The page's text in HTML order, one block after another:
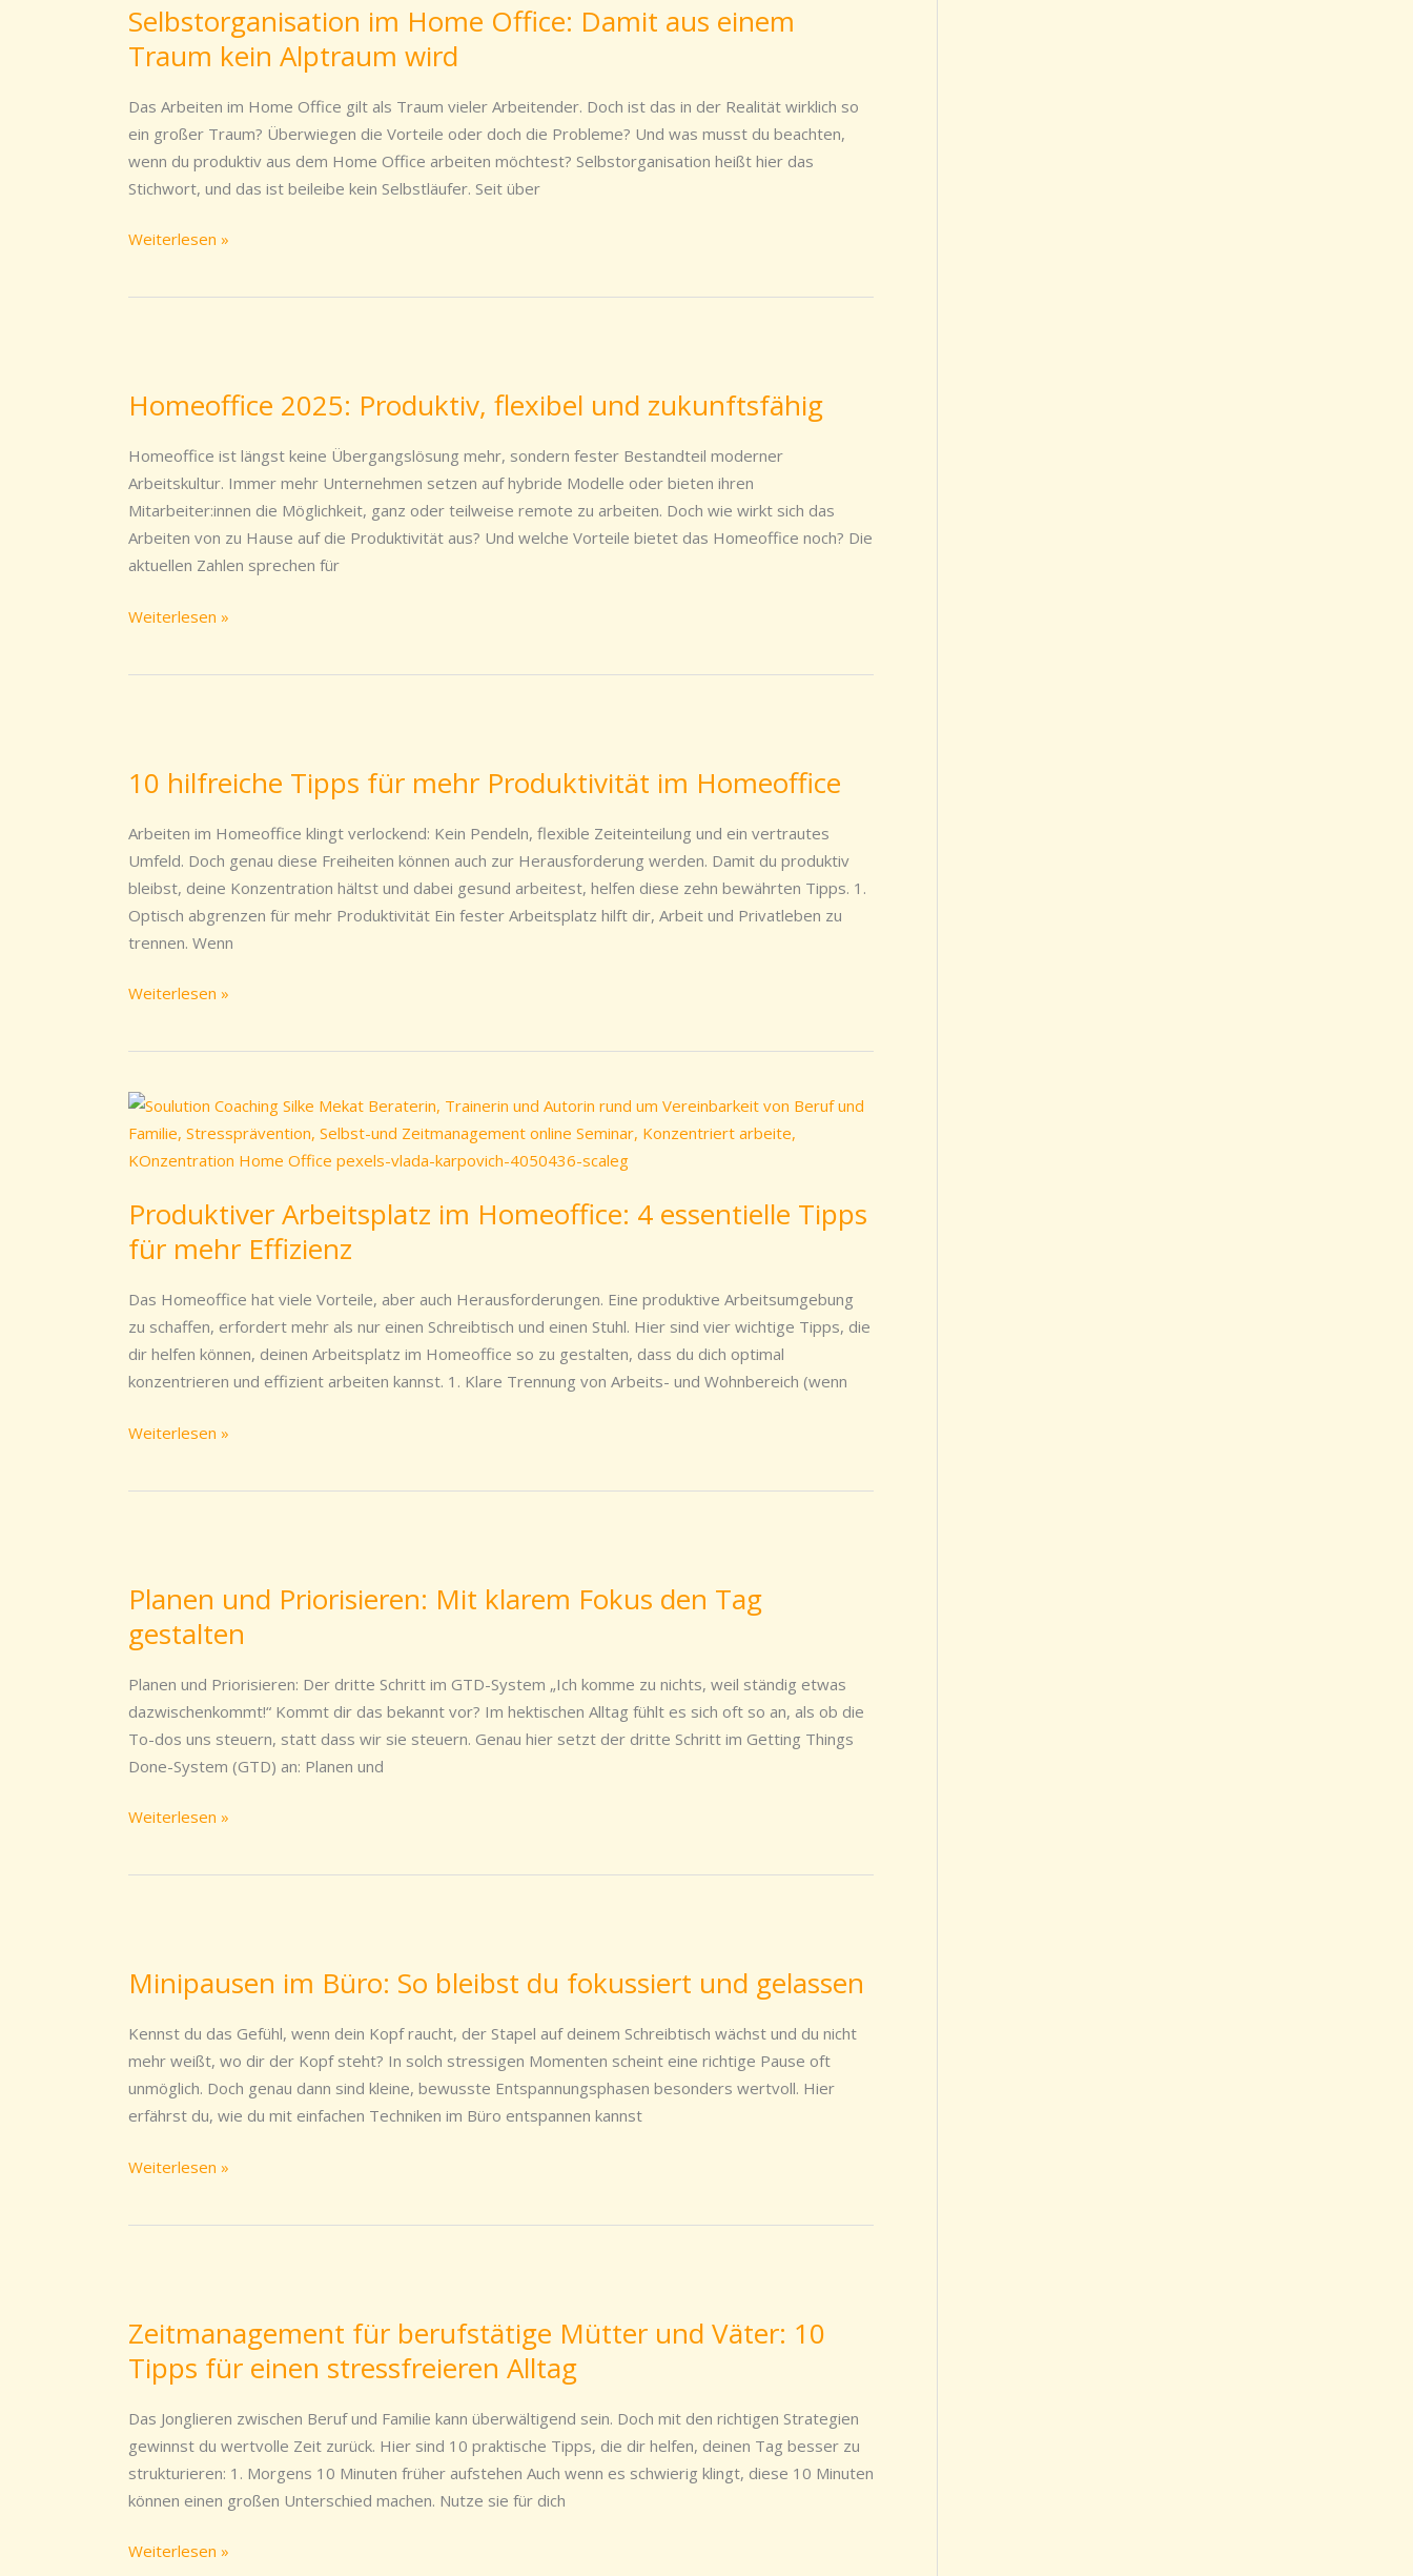
Selbstorganisation im Home Office: Damit aus einem
Traum kein Alptraum wird
Das Arbeiten im Home Office gilt als Traum vieler Arbeitender. Doch ist das in der Realität wirklich so
ein großer Traum? Überwiegen die Vorteile oder doch die Probleme? Und was musst du beachten,
wenn du produktiv aus dem Home Office arbeiten möchtest? Selbstorganisation heißt hier das
Stichwort, und das ist beileibe kein Selbstläufer. Seit über
Home
Office:
aus
einem
Traum
kein
wird
Weiterlesen »
Homeoffice 2025: Produktiv, flexibel und zukunftsfähig
Homeoffice ist längst keine Übergangslösung mehr, sondern fester Bestandteil moderner
Arbeitskultur. Immer mehr Unternehmen setzen auf hybride Modelle oder bieten ihren
Mitarbeiter:innen die Möglichkeit, ganz oder teilweise remote zu arbeiten. Doch wie wirkt sich das
Arbeiten von zu Hause auf die Produktivität aus? Und welche Vorteile bietet das Homeoffice noch? Die
aktuellen Zahlen sprechen für
Produktiv,
und
zukunftsfähig
Weiterlesen »
10 hilfreiche Tipps für mehr Produktivität im Homeoffice
Arbeiten im Homeoffice klingt verlockend: Kein Pendeln, flexible Zeiteinteilung und ein vertrautes
Umfeld. Doch genau diese Freiheiten können auch zur Herausforderung werden. Damit du produktiv
bleibst, deine Konzentration hältst und dabei gesund arbeitest, helfen diese zehn bewährten Tipps. 1.
Optisch abgrenzen für mehr Produktivität Ein fester Arbeitsplatz hilft dir, Arbeit und Privatleben zu
trennen. Wenn
Tipps
mehr
Produktivität
im
Homeoffice
Weiterlesen »
Produktiver Arbeitsplatz im Homeoffice: 4 essentielle Tipps
für mehr Effizienz
Das Homeoffice hat viele Vorteile, aber auch Herausforderungen. Eine produktive Arbeitsumgebung
zu schaffen, erfordert mehr als nur einen Schreibtisch und einen Stuhl. Hier sind vier wichtige Tipps, die
dir helfen können, deinen Arbeitsplatz im Homeoffice so zu gestalten, dass du dich optimal
konzentrieren und effizient arbeiten kannst. 1. Klare Trennung von Arbeits- und Wohnbereich (wenn
Produktiver
Arbeitsplatz
im
4
essentielle
für
mehr
Effizienz
Weiterlesen »
Planen und Priorisieren: Mit klarem Fokus den Tag
gestalten
Planen und Priorisieren: Der dritte Schritt im GTD-System „Ich komme zu nichts, weil ständig etwas
dazwischenkommt!“ Kommt dir das bekannt vor? Im hektischen Alltag fühlt es sich oft so an, als ob die
To-dos uns steuern, statt dass wir sie steuern. Genau hier setzt der dritte Schritt im Getting Things
Done-System (GTD) an: Planen und
Priorisieren:
Mit
klarem
Fokus
den
Tag
gestalten
Weiterlesen »
Minipausen im Büro: So bleibst du fokussiert und gelassen
Kennst du das Gefühl, wenn dein Kopf raucht, der Stapel auf deinem Schreibtisch wächst und du nicht
mehr weißt, wo dir der Kopf steht? In solch stressigen Momenten scheint eine richtige Pause oft
unmöglich. Doch genau dann sind kleine, bewusste Entspannungsphasen besonders wertvoll. Hier
erfährst du, wie du mit einfachen Techniken im Büro entspannen kannst
Büro:
bleibst
du
fokussiert
und
Weiterlesen »
Zeitmanagement für berufstätige Mütter und Väter: 10
Tipps für einen stressfreieren Alltag
Das Jonglieren zwischen Beruf und Familie kann überwältigend sein. Doch mit den richtigen Strategien
gewinnst du wertvolle Zeit zurück. Hier sind 10 praktische Tipps, die dir helfen, deinen Tag besser zu
strukturieren: 1. Morgens 10 Minuten früher aufstehen Auch wenn es schwierig klingt, diese 10 Minuten
können einen großen Unterschied machen. Nutze sie für dich
berufstätige
Mütter
Väter:
10
Tipps
für
stressfreieren
Weiterlesen »